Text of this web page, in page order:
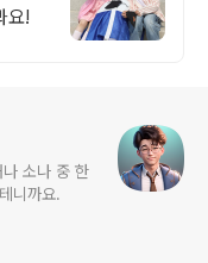
요!
소나 중 한
니까요.